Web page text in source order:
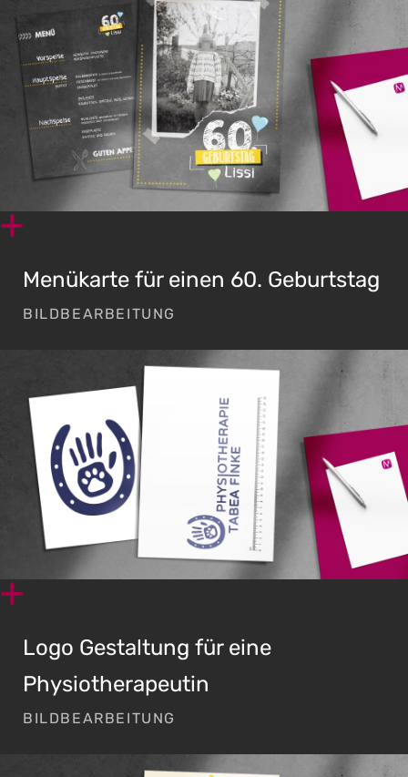
Menükarte für einen 60. Geburtstag
BILDBEARBEITUNG
Logo Gestaltung für eine
Physiotherapeutin
BILDBEARBEITUNG